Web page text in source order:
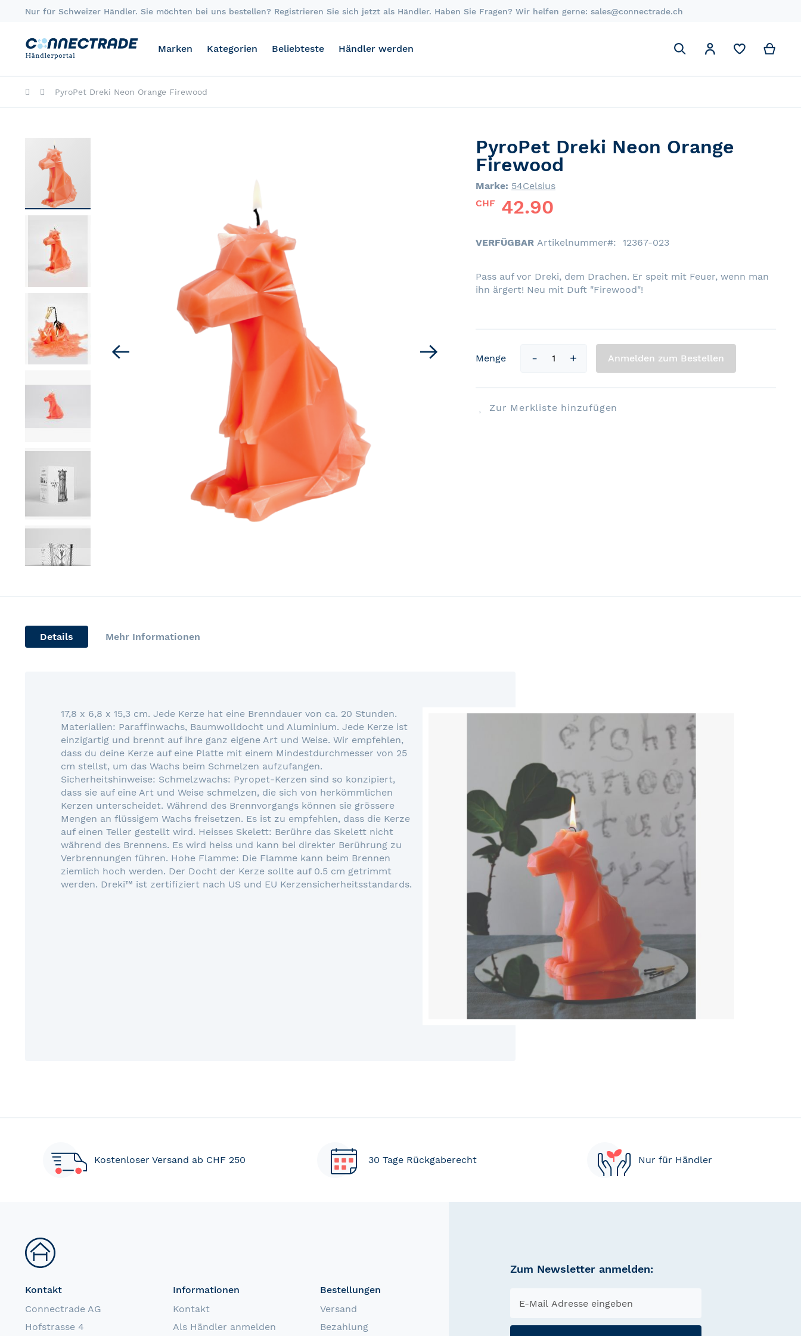
Skip
Nur für Schweizer Händler. Sie möchten bei uns bestellen? Registrieren Sie sich jetzt als Händler. Haben Sie Fragen? Wir helfen gerne: sales@connectrade.ch
Marken Kategorien Beliebteste Händler werden
Suchen
Suchen
Mein Account
PyroPet Dreki Neon Orange Firewood
the
the
gallery
of
images
PyroPet Dreki Neon Orange
Firewood
Marke: 54Celsius
CHF 42.90
VERFÜGBAR Artikelnummer 12367-023
Pass auf vor Dreki, dem Drachen. Er speit mit Feuer, wenn man
ihn ärgert! Neu mit Duft "Firewood"!
Menge Anmelden zum Bestellen
Zur Merkliste hinzufügen
Details Mehr Informationen
17,8 x 6,8 x 15,3 cm. Jede Kerze hat eine Brenndauer von ca. 20 Stunden.
Materialien: Paraffinwachs, Baumwolldocht und Aluminium. Jede Kerze ist
einzigartig und brennt auf ihre ganz eigene Art und Weise. Wir empfehlen,
dass du deine Kerze auf eine Platte mit einem Mindestdurchmesser von 25
cm stellst, um das Wachs beim Schmelzen aufzufangen.
Sicherheitshinweise: Schmelzwachs: Pyropet-Kerzen sind so konzipiert,
dass sie auf eine Art und Weise schmelzen, die sich von herkömmlichen
Kerzen unterscheidet. Während des Brennvorgangs können sie grössere
Mengen an flüssigem Wachs freisetzen. Es ist zu empfehlen, dass die Kerze
auf einen Teller gestellt wird. Heisses Skelett: Berühre das Skelett nicht
während des Brennens. Es wird heiss und kann bei direkter Berührung zu
Verbrennungen führen. Hohe Flamme: Die Flamme kann beim Brennen
ziemlich hoch werden. Der Docht der Kerze sollte auf 0.5 cm getrimmt
werden. Dreki™ ist zertifiziert nach US und EU Kerzensicherheitsstandards.
Kostenloser Versand ab CHF 250 30 Tage Rückgaberecht Nur für Händler
Kontakt
Connectrade AG
Hofstrasse 4
Informationen
Kontakt
Als Händler anmelden
Bestellungen
Versand
Bezahlung
Zum Newsletter anmelden: